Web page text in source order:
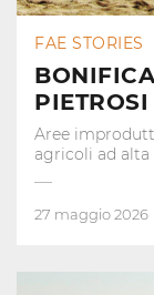
FAE STORIES
Aree
agricoli ad
27 maggio 2026